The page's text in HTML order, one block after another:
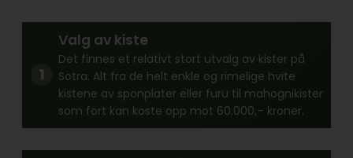
Valg av kiste
Det finnes et relativt stort utvalg av kister på
Sotra. Alt fra de helt enkle og rimelige hvite
kistene av sponplater eller furu til mahognikister
som fort kan koste opp mot 60.000,– kroner.